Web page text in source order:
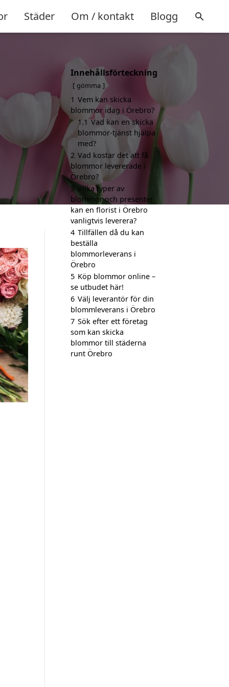
Städer Om / kontakt Blogg
Innehållsförteckning
gömma
1 Vem kan skicka
blommor idag i Örebro?
1.1 Vad kan en skicka
blommor-tjänst hjälpa
med?
2 Vad kostar det att få
blommor levererade i
Örebro?
3 Vilka typer av
blommor och presenter
kan en florist i Örebro
vanligtvis leverera?
4 Tillfällen då du kan
beställa
blommorleverans i
Örebro
5 Köp blommor online –
se utbudet här!
6 Välj leverantör för din
blommleverans i Örebro
7 Sök efter ett företag
som kan skicka
blommor till städerna
runt Örebro